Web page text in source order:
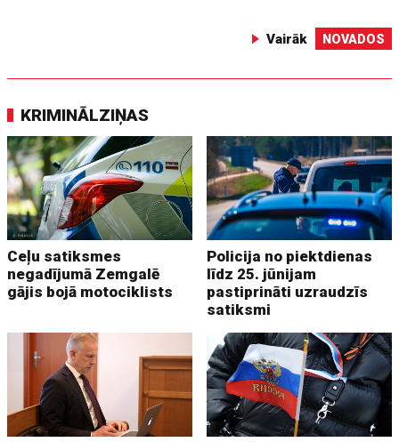
Vairāk NOVADOS
KRIMINĀLZIŅAS
Ceļu satiksmes
negadījumā Zemgalē
gājis bojā motociklists
Policija no piektdienas
līdz 25. jūnijam
pastiprināti uzraudzīs
satiksmi